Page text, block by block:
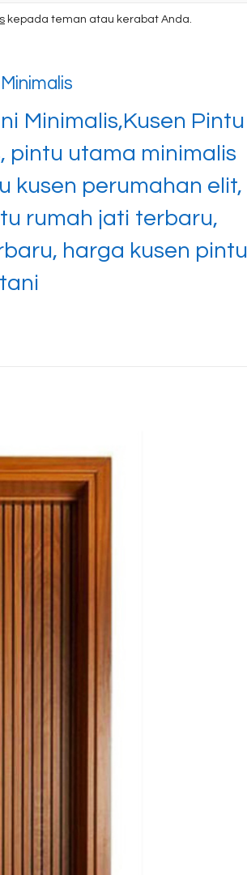
kepada teman atau kerabat Anda.
Minimalis,Kusen Pintu
pintu utama minimalis
kusen perumahan elit,
rumah jati terbaru,
harga kusen pintu